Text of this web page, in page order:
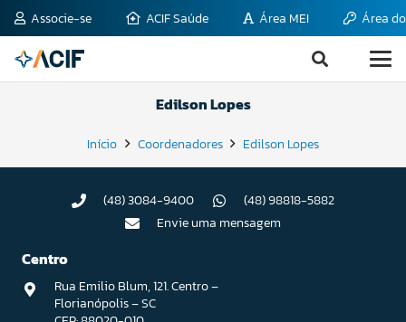
Associe-se ACIF Saúde Área MEI Área
Edilson Lopes
Início Coordenadores Edilson Lopes
(48) 3084-9400
(48) 98818-5882
Envie uma mensagem
Centro
Rua Emilio Blum, 121. Centro –
Florianópolis – SC